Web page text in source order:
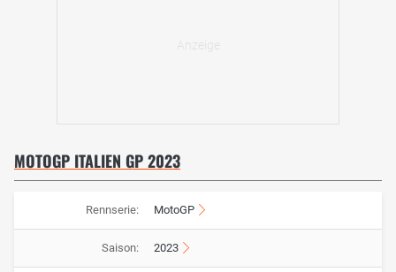
MOTOGP ITALIEN GP 2023
Rennserie: MotoGP
Saison: 2023